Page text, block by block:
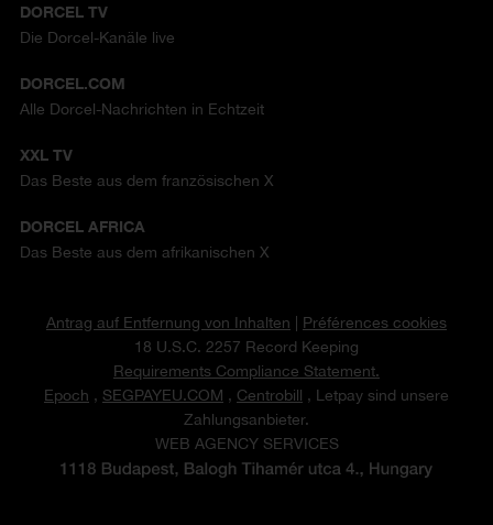
DORCEL TV
Die Dorcel-Kanäle live
DORCEL.COM
Alle Dorcel-Nachrichten in Echtzeit
XXL TV
Das Beste aus dem französischen X
DORCEL AFRICA
Das Beste aus dem afrikanischen X
Antrag auf Entfernung von Inhalten | Préférences cookies
18 U.S.C. 2257 Record Keeping
Requirements Compliance Statement.
Epoch , SEGPAYEU.COM , Centrobill , Letpay sind unsere
Zahlungsanbieter.
WEB AGENCY SERVICES